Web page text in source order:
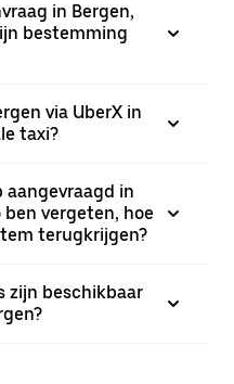
in Bergen,
bestemming
via UberX in
taxi?
aangevraagd in
vergeten, hoe
terugkrijgen?
zijn beschikbaar